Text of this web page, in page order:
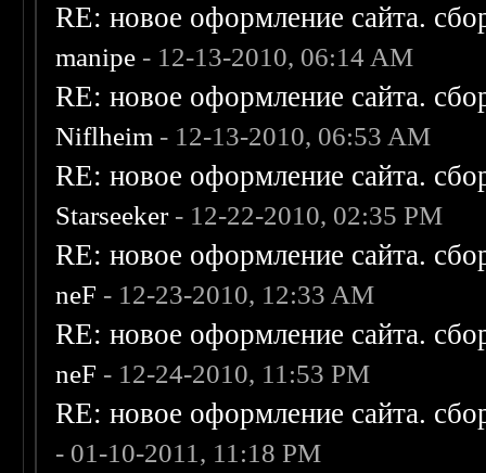
RE: новое оформление сайта.
manipe - 12-13-2010, 06:14 AM
RE: новое оформление сайта.
Niflheim - 12-13-2010, 06:53 AM
RE: новое оформление сайта.
Starseeker- 12-22-2010, 02:35 PM
RE: новое оформление сайта.
neF - 12-23-2010, 12:33 AM
RE: новое оформление сайта.
neF - 12-24-2010, 11:53 PM
RE: новое оформление сайта.
- 01-10-2011, 11:18 PM